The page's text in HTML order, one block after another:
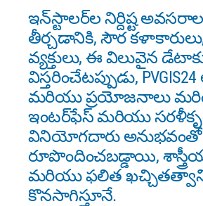
ఇన్‌స్టాలర్‌ల నిర్దిష్ట
తీర్చడానికి, సౌర
వ్యక్తులు, ఈ విలువైన
విస్తరించేటప్పుడు,
మరియు ప్రయోజనాలు
ఇంటర్‌ఫేస్ మరియు
వినియోగదారు అనుభవంతో
రూపొందించబడ్డాయి,
మరియు ఫలిత
కొనసాగిస్తూనే.